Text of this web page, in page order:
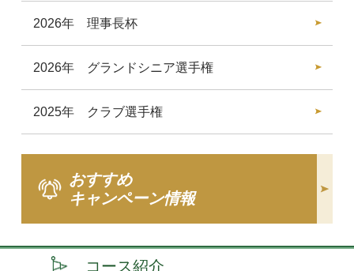
2026年 理事長杯
2026年 グランドシニア選手権
2025年 クラブ選手権
おすすめ
キャンペーン情報
コース紹介